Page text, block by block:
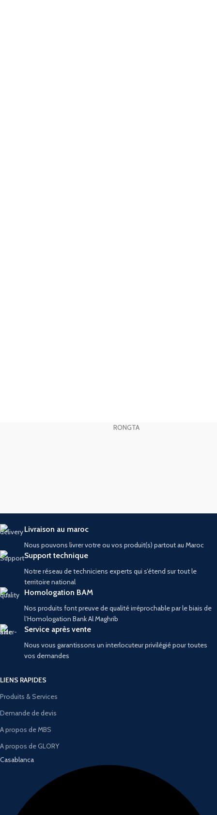
RONGTA
Livraison au maroc
Nous pouvons livrer votre ou vos produit(s) partout au Maroc
Support technique
Notre réseau de techniciens experts qui s’étend sur tout le
territoire national
Homologation BAM
Nos produits font preuve de qualité irréprochable par le biais de
l’Homologation Bank Al Maghrib
Service après vente
Nous vous garantissons un interlocuteur privilégié pour toutes
vos demandes
LIENS RAPIDES
Produits & Services
Demande de devis
A propos de MBS
A propos de GLORY
Casablanca